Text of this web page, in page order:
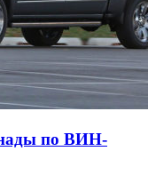
по ВИН-